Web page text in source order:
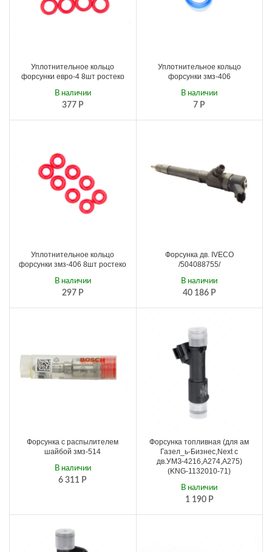
Уплотнительное кольцо
форсунки евро-4 8шт ростеко
377 Р
В наличии
Уплотнительное кольцо
форсунки змз-406
7 Р
В наличии
Уплотнительное кольцо
форсунки змз-406 8шт ростеко
297 Р
В наличии
Форсунка дв. IVECO
/504088755/
40 186 Р
В наличии
Форсунка с распылителем
шайбой змз-514
6 311 Р
В наличии
Форсунка топливная (для ам
Газел_ь-Бизнес,Next с
дв.УМЗ-4216,А274,А275)
(KNG-1132010-71)
1 190 Р
В наличии